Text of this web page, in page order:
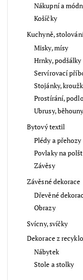
Nákupní a
Košíčky
Kuchyně,
Misky, mísy
Hrnky, podšálky
Servírovací
Stojánky,
Prostírání,
Ubrusy, běhouny
Bytový textil
Plédy a přehozy
Povlaky na
Závěsy
Závěsné dekorace
Dřevěné
Obrazy
Svícny, svíčky
Dekorace z
Nábytek
Stole a stolky